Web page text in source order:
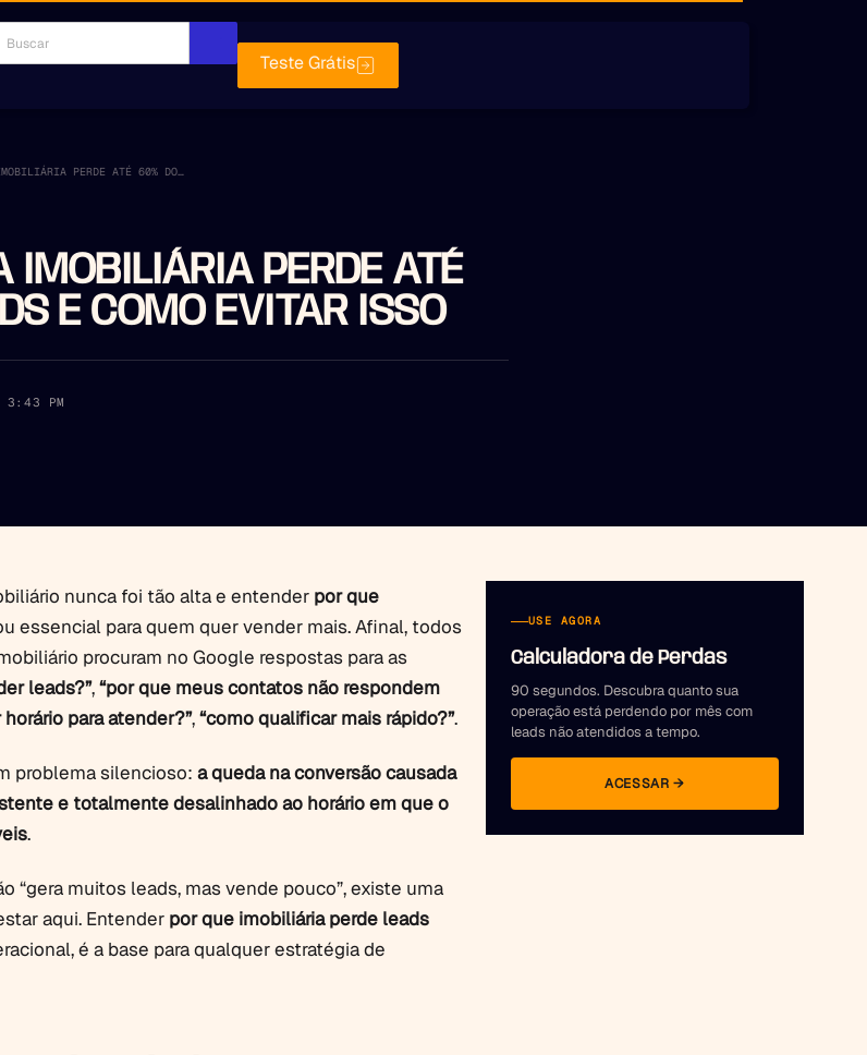
Teste Grátis
POR QUE SUA IMOBILIÁRIA PERDE ATÉ 60% DOS LEADS E COMO EVITAR ISSO
IMOBILIÁRIA PERDE ATÉ
E COMO EVITAR ISSO
3:43 PM
nunca foi tão alta e entender por que
essencial para quem quer vender mais. Afinal, todos
procuram no Google respostas para as
leads?”,“por que meus contatos não respondem
para atender?”,“como qualificar mais rápido?”.
problema silencioso: a queda na conversão causada
e totalmente desalinhado ao horário em que o
.
“gera muitos leads, mas vende pouco”, existe uma
aqui. Entender por que imobiliária perde leads
é a base para qualquer estratégia de
USE AGORA
Calculadora de Perdas
90 segundos. Descubra quanto sua
operação está perdendo por mês com
leads não atendidos a tempo.
ACESSAR →